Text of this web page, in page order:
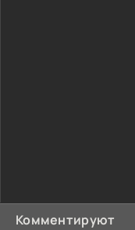
Комментируют